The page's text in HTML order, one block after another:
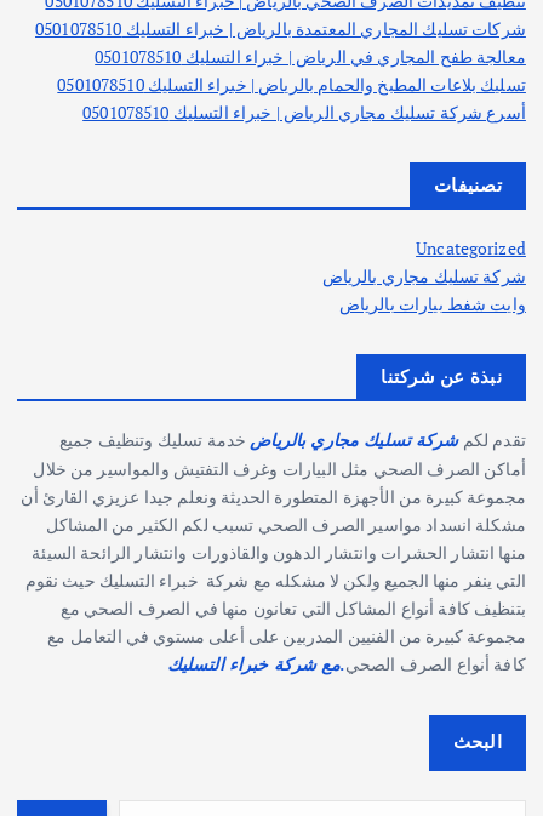
شركات تسليك المجاري المعتمدة بالرياض | خبراء التسليك 0501078510
معالجة طفح المجاري في الرياض | خبراء التسليك 0501078510
تسليك بلاعات المطبخ والحمام بالرياض | خبراء التسليك 0501078510
أسرع شركة تسليك مجاري الرياض | خبراء التسليك 0501078510
تصنيفات
Uncategorized
شركة تسليك مجاري بالرياض
وايت شفط بيارات بالرياض
نبذة عن شركتنا
تقدم لكمشركة تسليك مجاري بالرياض خدمة تسليك وتنظيف جميع
أماكن الصرف الصحي مثل البيارات وغرف التفتيش والمواسير من خلال
مجموعة كبيرة من الأجهزة المتطورة الحديثة ونعلم جيدا عزيزي القارئ أن
مشكلة انسداد مواسير الصرف الصحي تسبب لكم الكثير من المشاكل
منها انتشار الحشرات وانتشار الدهون والقاذورات وانتشار الرائحة السيئة
التي ينفر منها الجميع ولكن لا مشكله مع شركة خبراء التسليك حيث نقوم
بتنظيف كافة أنواع المشاكل التي تعانون منها في الصرف الصحي مع
مجموعة كبيرة من الفنيين المدربين على أعلى مستوي في التعامل مع
كافة أنواع الصرف الصحي.مع شركة خبراء التسليك
البحث